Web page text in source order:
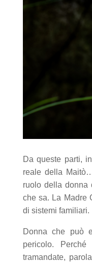
Da queste parti,
reale della
ruolo della donna
che sa. La Madre
di sistemi familiari.
Donna che può
pericolo.
tramandate,